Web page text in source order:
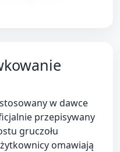
w dawce
przepisywany
gruczołu
omawiają